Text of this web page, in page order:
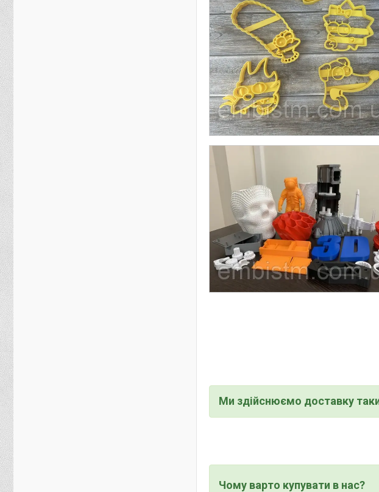
Ми здійснюємо доставку
Чому варто купувати в нас?